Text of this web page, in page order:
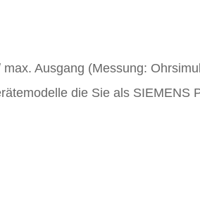
Ausgang (Messung:
die Sie als SIEMENS